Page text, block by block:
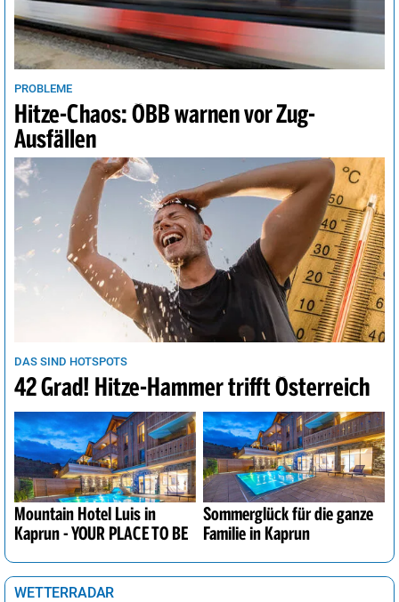
Vancouver sonnig 4%
Wellington 16° heiter
Wien
PROBLEME
Hitze-Chaos: ÖBB warnen vor Zug-
Ausfällen
DAS SIND HOTSPOTS
42 Grad! Hitze-Hammer trifft Österreich
Mountain Hotel Luis in
Kaprun - YOUR PLACE TO BE
Sommerglück für die ganze
Familie in Kaprun
WETTERRADAR